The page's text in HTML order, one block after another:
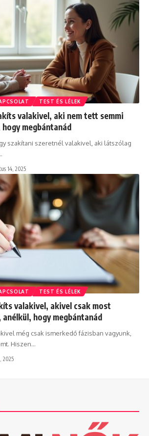
TEST ÉS LÉLEK
valakivel, aki nem tett semmi
megbántanád
szakítani szeretnél valakivel, aki látszólag
14, 2025
TEST ÉS LÉLEK
valakivel, akivel csak most
hogy megbántanád
még csak ismerkedő fázisban vagyunk,
Hiszen…
2025